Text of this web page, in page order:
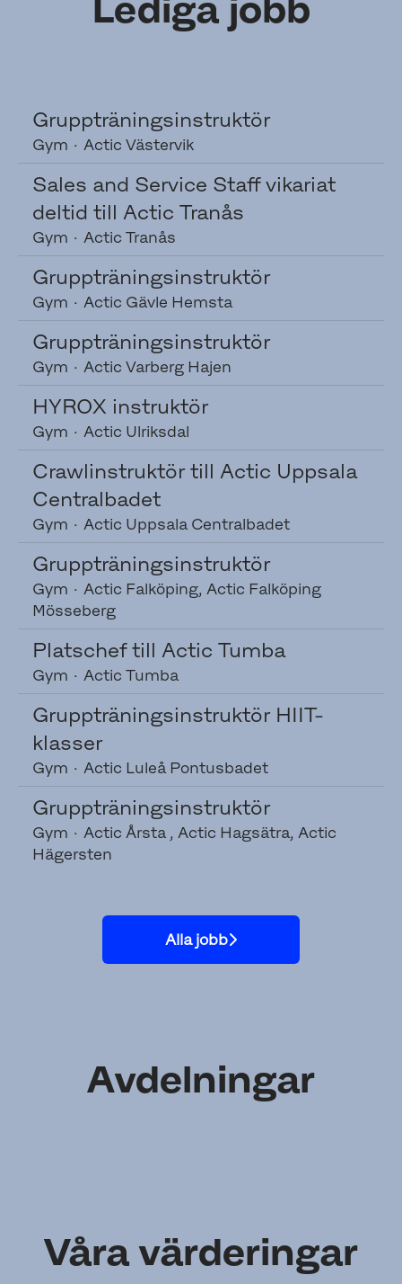
Lediga jobb
Gruppträningsinstruktör
Gym · Actic Västervik
Sales and Service Staff vikariat
deltid till Actic Tranås
Gym · Actic Tranås
Gruppträningsinstruktör
Gym · Actic Gävle Hemsta
Gruppträningsinstruktör
Gym · Actic Varberg Hajen
HYROX instruktör
Gym · Actic Ulriksdal
Crawlinstruktör till Actic Uppsala
Centralbadet
Gym · Actic Uppsala Centralbadet
Gruppträningsinstruktör
Gym · Actic Falköping, Actic Falköping
Mösseberg
Platschef till Actic Tumba
Gym · Actic Tumba
Gruppträningsinstruktör HIIT-
klasser
Gym · Actic Luleå Pontusbadet
Gruppträningsinstruktör
Gym · Actic Årsta , Actic Hagsätra, Actic
Hägersten
Alla jobb
Avdelningar
Våra värderingar